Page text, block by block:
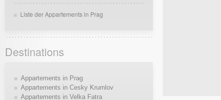
Liste der Appartements in Prag
Destinations
Appartements in Prag
Appartements in Cesky Krumlov
Appartements in Velka Fatra